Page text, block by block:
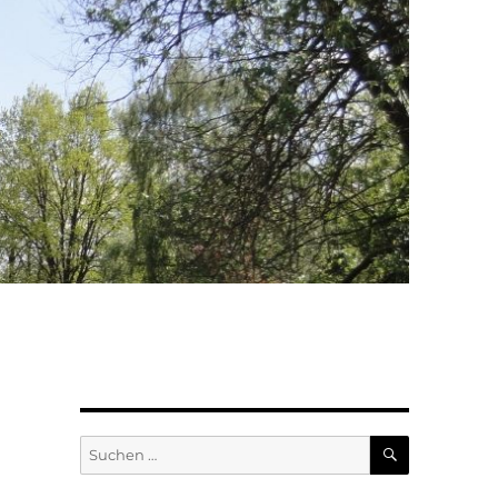
Suchen
nach:
SUCHEN